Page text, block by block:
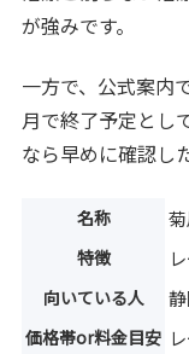
が強みです。
一方で、公式案内
月で終了予定とし
なら早めに確認し
名称
特徴
向いている人
価格帯or料金目安